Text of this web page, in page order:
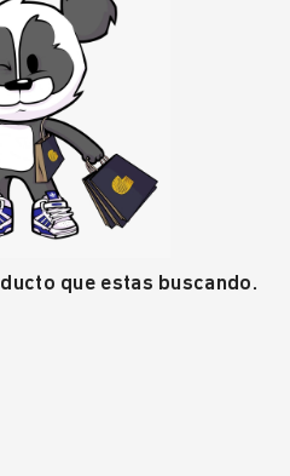
que estas buscando.